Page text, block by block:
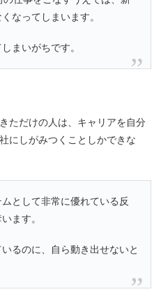
なってしまいます。
まいがちです。
ただけの人は、キャリアを自分
にしがみつくことしかできな
として非常に優れている反
ます。
るのに、自ら動き出せないと